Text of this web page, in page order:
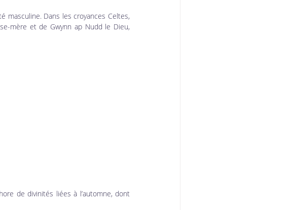
masculine. Dans les croyances Celtes,
mère et de Gwynn ap Nudd le Dieu,
de divinités liées à l’automne, dont